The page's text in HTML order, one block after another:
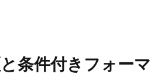
条件付きフォーマ